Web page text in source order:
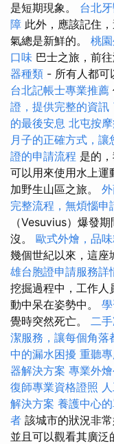
是短期現象。 台北
障 此外，應該記住
氣總是新鮮的。 桃
口味 巴士之旅，前
器種類 - 所有人都可
台北記帳士專業推薦
證，提供完整的資訊
的最後安息 北屯按
月子的正確方式，
證的申請流程 是的
可以用來使用水上運
加野生山區之旅。
完整流程，無煩惱申
（Vesuvius）爆發
沒。 歐式外燴，品
幾個世紀以來，這座
雄台胞證申請服務詳
挖掘過程中，工作人
動中呆在姿勢中。
覺時突然死亡。 二
潔服務，讓每個角落
中的漏水困擾 重聽
器解決方案 專業外
復師專業資格證照
解決方案 養護中心
者 該城市的狀況非
並且可以觀看其廣